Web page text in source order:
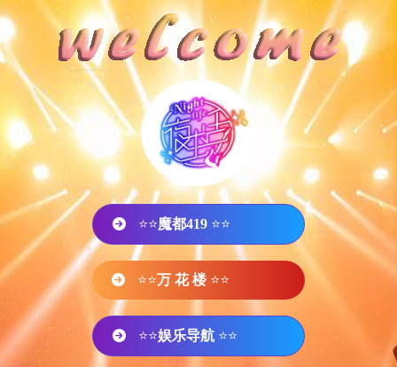
⭐⭐魔都419 ⭐⭐
⭐⭐万 花 楼 ⭐⭐
⭐⭐娱乐导航 ⭐⭐